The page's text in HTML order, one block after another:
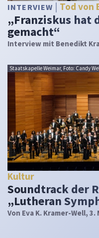
INTERVIEW Tod von
„Franziskus hat
gemacht“
Interview mit Benedikt
Staatskapelle Weimar, Foto: Candy
Kultur
Soundtrack der
„Lutheran
Von Eva K. Kramer-Well, 3.